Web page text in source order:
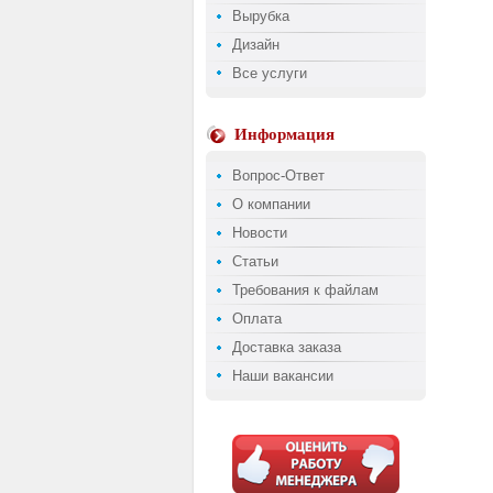
Вырубка
Дизайн
Все услуги
Информация
Вопрос-Ответ
О компании
Новости
Статьи
Требования к файлам
Оплата
Доставка заказа
Наши вакансии